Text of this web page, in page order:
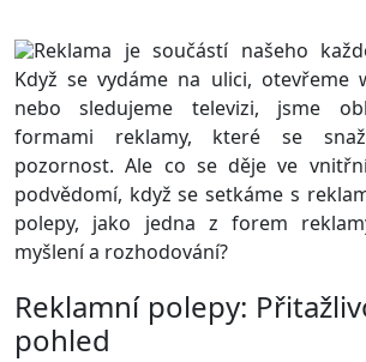
Reklama je součástí našeho
Když se vydáme na ulici, otevřeme
nebo sledujeme televizi, jsme
formami reklamy, které se
pozornost. Ale co se děje ve
podvědomí, když se setkáme s
polepy, jako jedna z forem
myšlení a rozhodování?
Reklamní polepy:
pohled